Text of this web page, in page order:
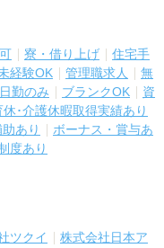
寮・借り上げ
住宅手
経験OK 管理職求人
無
日勤のみ ブランクOK
資
休･介護休暇取得実績あり
あり
ボーナス・賞与あ
度あり
ツクイ
株式会社日本ア